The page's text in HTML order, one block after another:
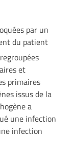
par un
du patient
et
primaires
issus de la
a
une infection
infection